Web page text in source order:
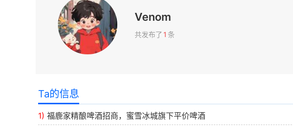
Venom
共发布了 1 条
Ta的信息
1) 福鹿家精酿啤酒招商，蜜雪冰城旗下平价啤酒